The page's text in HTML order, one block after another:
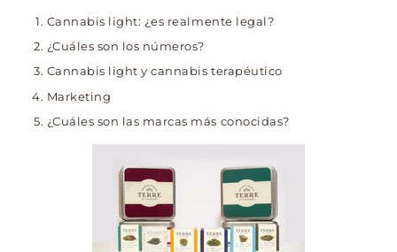
Cannabis light: ¿es realmente legal?
¿Cuáles son los números?
Cannabis light y cannabis terapéutico
Marketing
¿Cuáles son las marcas más conocidas?